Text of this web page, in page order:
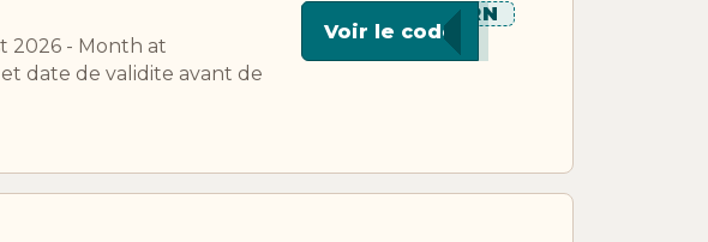
2026 - Month at
date de validite avant de
****ORN
Voir le code